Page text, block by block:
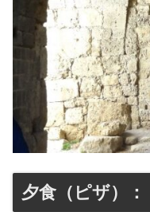
夕食（ピザ）：